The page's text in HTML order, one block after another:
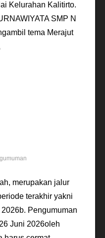
Kelurahan Kalitirto.
SMP N
tema Merajut
merupakan jalur
terakhir yakni
Pengumuman
Juni 2026oleh